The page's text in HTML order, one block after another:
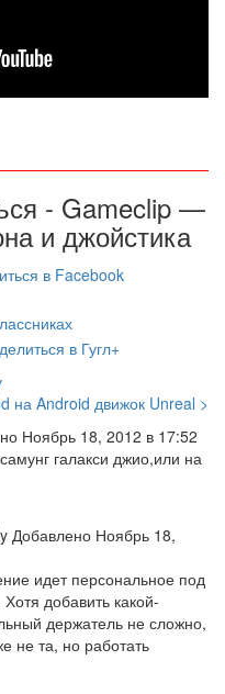
- Gameclip —
и джойстика
на Android движок Unreal >
Ноябрь 18, 2012 в 17:52
галакси джио,или на
Добавлено Ноябрь 18,
идет персональное под
добавить какой-
держатель не сложно,
не та, но работать